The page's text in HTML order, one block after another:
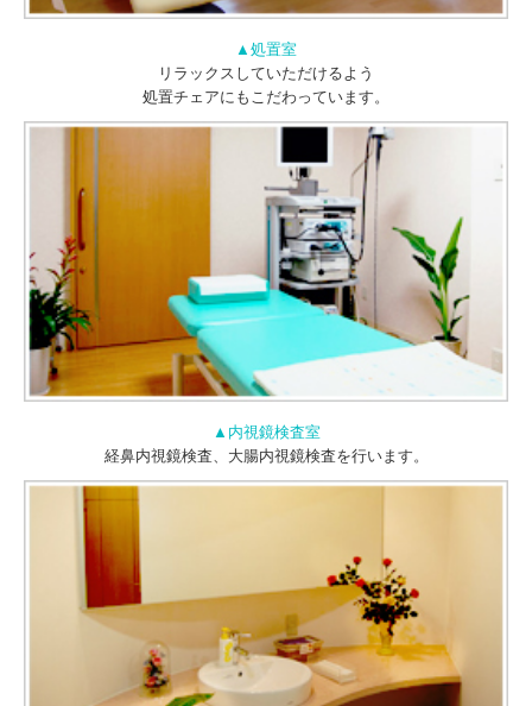
▲処置室
リラックスしていただけるよう
処置チェアにもこだわっています。
▲内視鏡検査室
経鼻内視鏡検査、大腸内視鏡検査を行います。